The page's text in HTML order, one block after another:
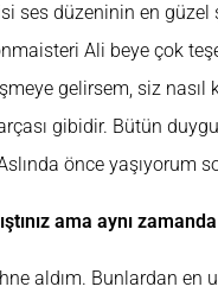
ses düzeninin en
Ali beye çok
gelirsem, siz
gibidir. Bütün
önce yaşıyorum
ama aynı
aldım. Bunlardan en